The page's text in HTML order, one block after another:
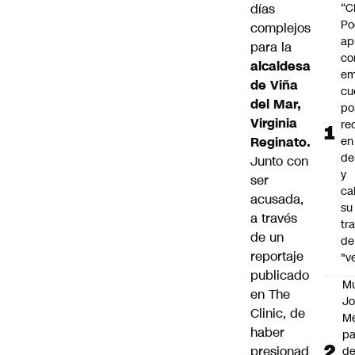
días
complejos
para la
alcaldesa
de Viña
del Mar,
Virginia
Reginato.
Junto con
ser
acusada,
a través
de un
reportaje
publicado
en The
Clinic, de
haber
presionad
y
su
de
de